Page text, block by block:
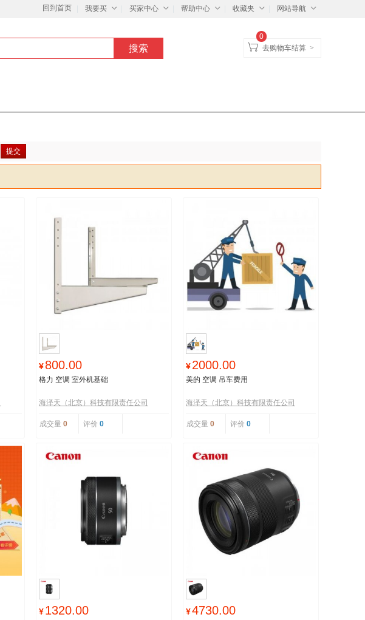
回到首页 我要买 买家中心 帮助中心 收藏夹 网站导航
去购物车结算 >
0
提交
¥800.00
格力 空调 室外机基础
海泽天（北京）科技有限责任公司
成交量 0 评价 0
¥2000.00
美的 空调 吊车费用
海泽天（北京）科技有限责任公司
成交量 0 评价 0
¥1320.00 ¥4730.00